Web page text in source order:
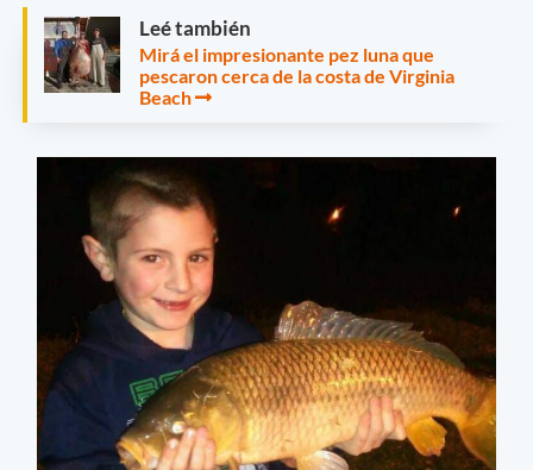
Leé también
Mirá el impresionante pez luna que
pescaron cerca de la costa de Virginia
Beach